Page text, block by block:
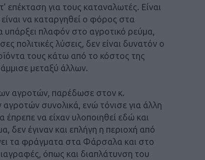
επέκταση για τους καταναλωτές. Είναι
να καταργηθεί ο φόρος στα
υπάρξει πλαφόν στο αγροτικό ρεύμα,
πολιτικές λύσεις, δεν είναι δυνατόν ο
τους κάτω από το κόστος της
μεταξύ άλλων.
αγροτών, παρέδωσε στον κ.
συνολικά, ενώ τόνισε για άλλη
να είχαν υλοποιηθεί εδώ και
δεν έγιναν και επλήγη η περιοχή από
τα φράγματα στα Φάρσαλα και στο
όπως και διαπλάτυνση του